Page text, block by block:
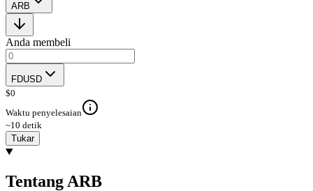
ARB
Anda membeli
FDUSD
$0
Waktu penyelesaian
~10 detik
Tukar
Tentang ARB